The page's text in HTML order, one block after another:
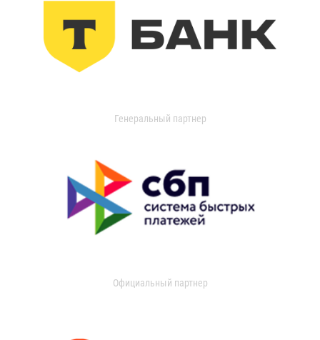
Генеральный партнер
Официальный партнер